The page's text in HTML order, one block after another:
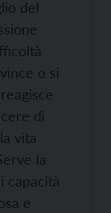
del
o si
di
vita
la
capacità
e